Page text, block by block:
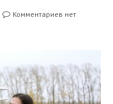
Комментариев нет